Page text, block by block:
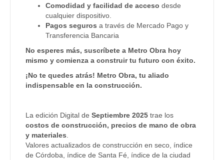
Comodidad y facilidad de acceso desde
cualquier dispositivo.
Pagos seguros a través de Mercado Pago y
Transferencia Bancaria
No esperes más, suscríbete a Metro Obra hoy
mismo y comienza a construir tu futuro con éxito.
¡No te quedes atrás! Metro Obra, tu aliado
indispensable en la construcción.
La edición Digital de Septiembre 2025 trae los
costos de construcción, precios de mano de obra
y materiales
Valores actualizados de construcción en seco, índice
de Córdoba, índice de Santa Fé, índice de la ciudad